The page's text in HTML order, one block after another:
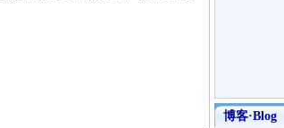
博客·Blog